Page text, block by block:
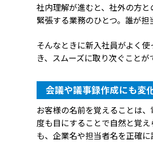
社内理解が進むと、社外の方
緊張する業務のひとつ。誰が担
そんなときに新入社員がよく
き、スムーズに取り次ぐことが
会議や議事録作成にも変
お客様の名前を覚えることは
度も目にすることで自然と覚
も、企業名や担当者名を正確に